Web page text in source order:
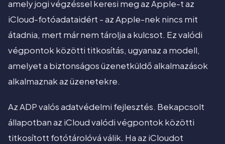
amely jogi végzéssel keresi meg az Apple-t az
iCloud-fotóadataidért - az Apple-nek nincs mit
átadnia, mert már nem tárolja a kulcsot. Ez valódi
végpontok közötti titkosítás, ugyanaz a modell,
amelyet a biztonságos üzenetküldő alkalmazások
alkalmaznak az üzenetekre.
Az ADP valós adatvédelmi fejlesztés. Bekapcsolt
állapotban az iCloud valódi végpontok közötti
titkosított fotótárolóvá válik. Ha az iCloudot